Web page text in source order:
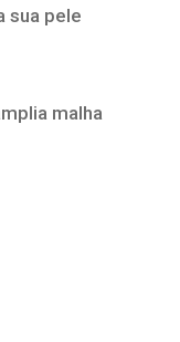
sua pele
malha